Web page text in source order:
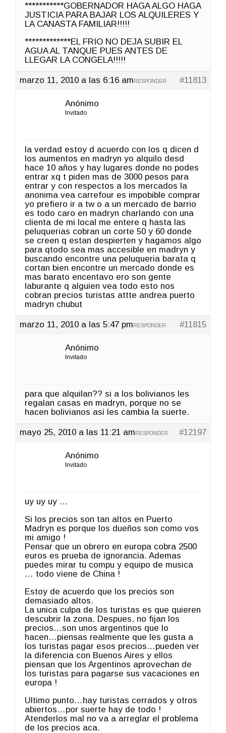
***********GOBERNADOR HAGA ALGO HAGA
JUSTICIA PARA BAJAR LOS ALQUILERES Y
LA CANASTA FAMILIAR!!!!!
*************EL FRIO NO DEJA SUBIR EL
AGUA AL TANQUE PUES ANTES DE
LLEGAR LA CONGELA!!!!!
marzo 11, 2010 a las 6:16 am #11813
RESPONDER
Anónimo
Invitado
la verdad estoy d acuerdo con los q dicen d
los aumentos en madryn yo alquilo desd
hace 10 años y hay lugares donde no podes
entrar xq t piden mas de 3000 pesos para
entrar y con respectos a los mercados la
anonima vea carrefour es impobible comprar
yo prefiero ir a tw o a un mercado de barrio
es todo caro en madryn charlando con una
clienta de mi local me entere q hasta las
peluquerias cobran un corte 50 y 60 donde
se creen q estan despierten y hagamos algo
para qtodo sea mas accesible en madryn y
buscando encontre una peluqueria barata q
cortan bien encontre un mercado donde es
mas barato encentavo ero son gente
laburante q alguien vea todo esto nos
cobran precios turistas attte andrea puerto
madryn chubut
marzo 11, 2010 a las 5:47 pm #11815
RESPONDER
Anónimo
Invitado
para que alquilan?? si a los bolivianos les
regalan casas en madryn, porque no se
hacen bolivianos asi les cambia la suerte.
mayo 25, 2010 a las 11:21 am #12197
RESPONDER
Anónimo
Invitado
uy uy uy …
Si los precios son tan altos en Puerto
Madryn es porque los dueños son como vos
mi amigo !
Pensar que un obrero en europa cobra 2500
euros es prueba de ignorancia. Ademas
puedes mirar tu compu y equipo de musica
… todo viene de China !
Estoy de acuerdo que los precios son
demasiado altos.
La unica culpa de los turistas es que quieren
descubrir la zona. Despues, no fijan los
precios…son unos argentinos que lo
hacen…piensas realmente que les gusta a
los turistas pagar esos precios…pueden ver
la diferencia con Buenos Aires y ellos
piensan que los Argentinos aprovechan de
los turistas para pagarse sus vacaciones en
europa !
Ultimo punto…hay turistas cerrados y otros
abiertos…por suerte hay de todo !
Atenderlos mal no va a arreglar el problema
de los precios aca.